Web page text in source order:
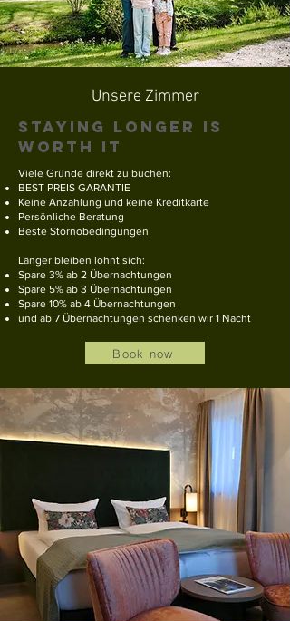
Unsere Zimmer
Staying longer is
worth it
Viele Gründe direkt zu buchen:
BEST PREIS GARANTIE
Keine Anzahlung und keine Kreditkarte​
Persönliche Beratung
Beste Stornobedingungen
Länger bleiben lohnt sich:
Spare 3% ab 2 Übernachtungen
Spare 5% ab 3 Übernachtungen
Spare 10% ab 4 Übernachtungen
und ab 7 Übernachtungen schenken wir 1 Nacht
Book now